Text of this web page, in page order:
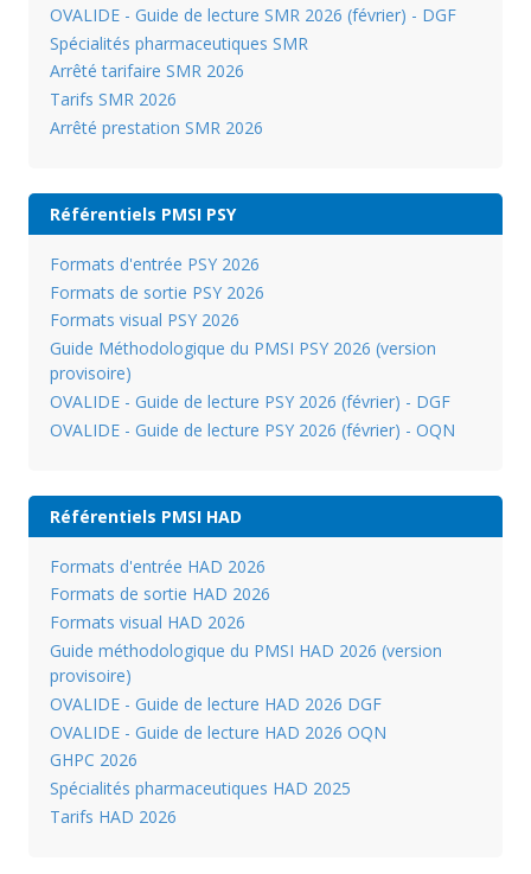
OVALIDE - Guide de lecture SMR 2026 (février) - DGF
Spécialités pharmaceutiques SMR
Arrêté tarifaire SMR 2026
Tarifs SMR 2026
Arrêté prestation SMR 2026
Référentiels PMSI PSY
Formats d'entrée PSY 2026
Formats de sortie PSY 2026
Formats visual PSY 2026
Guide Méthodologique du PMSI PSY 2026 (version
provisoire)
OVALIDE - Guide de lecture PSY 2026 (février) - DGF
OVALIDE - Guide de lecture PSY 2026 (février) - OQN
Référentiels PMSI HAD
Formats d'entrée HAD 2026
Formats de sortie HAD 2026
Formats visual HAD 2026
Guide méthodologique du PMSI HAD 2026 (version
provisoire)
OVALIDE - Guide de lecture HAD 2026 DGF
OVALIDE - Guide de lecture HAD 2026 OQN
GHPC 2026
Spécialités pharmaceutiques HAD 2025
Tarifs HAD 2026